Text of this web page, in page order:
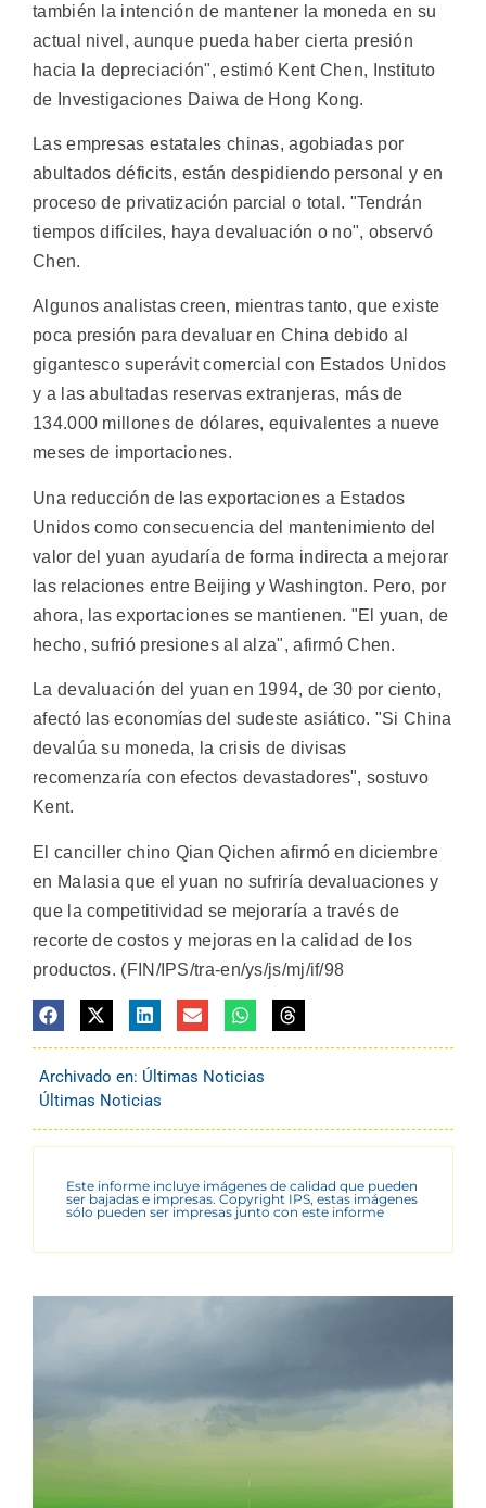
también la intención de mantener la moneda en su
actual nivel, aunque pueda haber cierta presión
hacia la depreciación", estimó Kent Chen, Instituto
de Investigaciones Daiwa de Hong Kong.
Las empresas estatales chinas, agobiadas por
abultados déficits, están despidiendo personal y en
proceso de privatización parcial o total. "Tendrán
tiempos difíciles, haya devaluación o no", observó
Chen.
Algunos analistas creen, mientras tanto, que existe
poca presión para devaluar en China debido al
gigantesco superávit comercial con Estados Unidos
y a las abultadas reservas extranjeras, más de
134.000 millones de dólares, equivalentes a nueve
meses de importaciones.
Una reducción de las exportaciones a Estados
Unidos como consecuencia del mantenimiento del
valor del yuan ayudaría de forma indirecta a mejorar
las relaciones entre Beijing y Washington. Pero, por
ahora, las exportaciones se mantienen. "El yuan, de
hecho, sufrió presiones al alza", afirmó Chen.
La devaluación del yuan en 1994, de 30 por ciento,
afectó las economías del sudeste asiático. "Si China
devalúa su moneda, la crisis de divisas
recomenzaría con efectos devastadores", sostuvo
Kent.
El canciller chino Qian Qichen afirmó en diciembre
en Malasia que el yuan no sufriría devaluaciones y
que la competitividad se mejoraría a través de
recorte de costos y mejoras en la calidad de los
productos. (FIN/IPS/tra-en/ys/js/mj/if/98
Archivado en: Últimas Noticias
Últimas Noticias
Este informe incluye imágenes de calidad que pueden
ser bajadas e impresas. Copyright IPS, estas imágenes
sólo pueden ser impresas junto con este informe